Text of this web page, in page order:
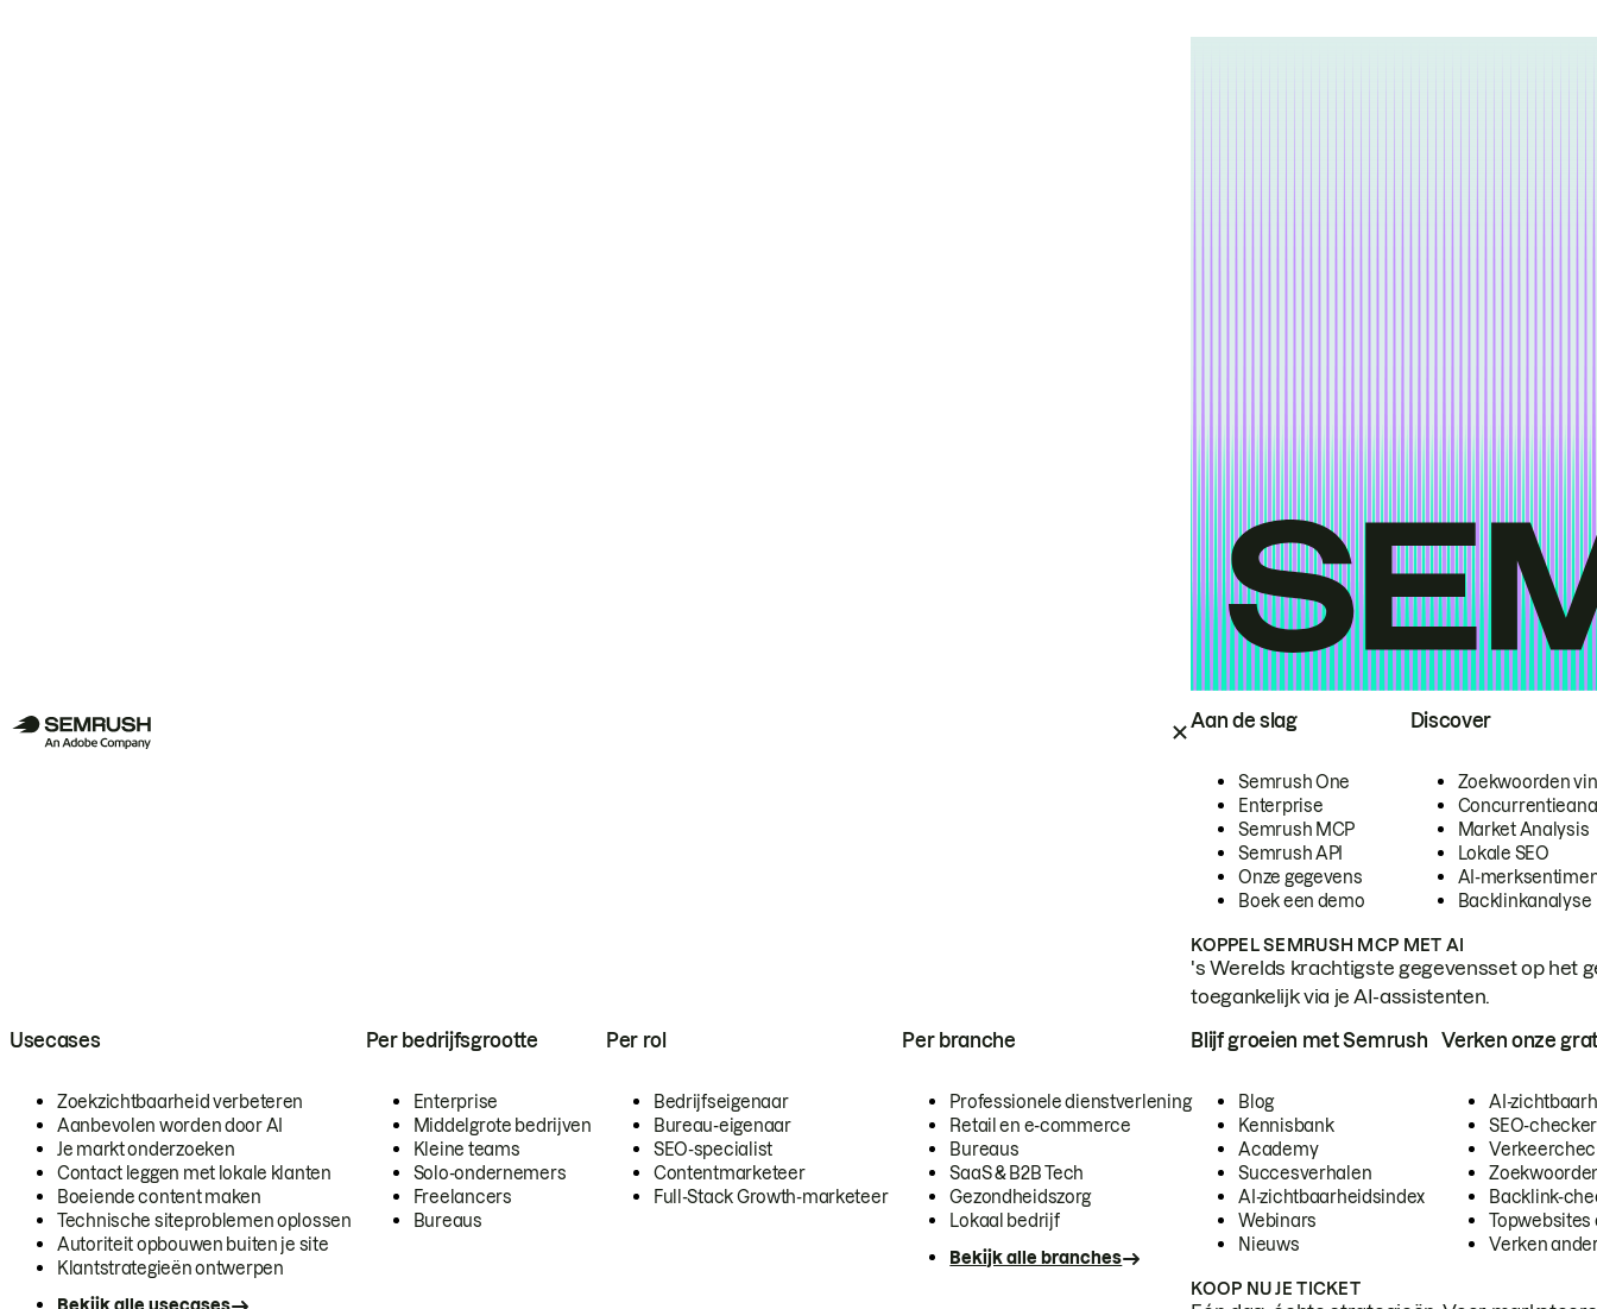
Aan de slag
Semrush One
Enterprise
Semrush MCP
Semrush API
Onze gegevens
Boek een demo
Discover
Zoekwoorden
Market Analysis
Lokale SEO
AI-
Backlinkanalyse
KOPPEL SEMRUSH MCP MET AI
's Werelds krachtigste gegevensset op het
toegankelijk via je AI-assistenten.
Usecases
Zoekzichtbaarheid verbeteren
Aanbevolen worden door AI
Je markt onderzoeken
Contact leggen met lokale klanten
Boeiende content maken
Technische siteproblemen oplossen
Autoriteit opbouwen buiten je site
Klantstrategieën ontwerpen
Per bedrijfsgrootte
Enterprise
Middelgrote bedrijven
Kleine teams
Solo-ondernemers
Freelancers
Bureaus
Per rol
Bedrijfseigenaar
Bureau-eigenaar
SEO-specialist
Contentmarketeer
Full-Stack Growth-marketeer
Per branche
Professionele dienstverlening
Retail en e-commerce
Bureaus
SaaS & B2B Tech
Gezondheidszorg
Lokaal bedrijf
Bekijk alle branches
Blijf groeien met Semrush
Blog
Kennisbank
Academy
Succesverhalen
AI-zichtbaarheidsindex
Webinars
Nieuws
Verken onze
AI-
SEO-checker
Backlink-
Topwebsites
Verken
KOOP NU JE TICKET